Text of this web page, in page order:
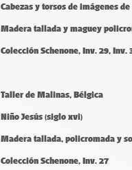
Cabezas y torsos de imágenes
Madera tallada y maguey
Colección Schenone, Inv. 29, Inv.
Taller de Malinas, Bélgica
Niño Jesús (siglo xvi)
Madera tallada, policromada y
Colección Schenone, Inv. 27